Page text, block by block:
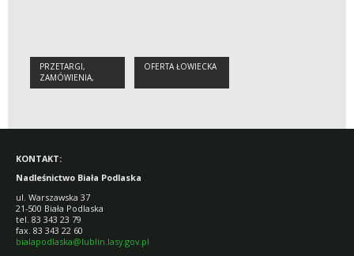
PRZETARGI,
ZAMÓWIENIA,
ZARZĄDZENIA
OFERTA ŁOWIECKA
KONTAKT:
Nadleśnictwo Biała Podlaska
ul. Warszawska 37
21-500 Biała Podlaska
tel. 83 343 23 79
fax. 83 343 22 60
bialapodlaska@lublin.lasy.gov.pl